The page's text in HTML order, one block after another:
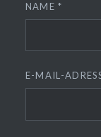
NAME*
E-MAIL-